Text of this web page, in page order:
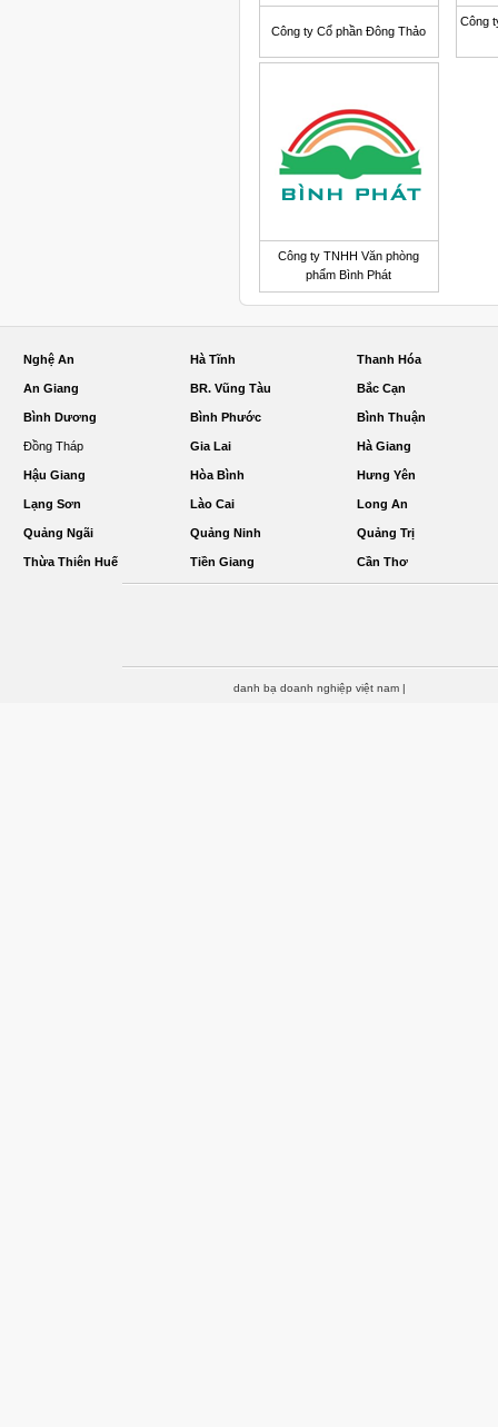
Công ty Cổ phần Đông Thảo
Công
Công ty TNHH Văn phòng
phẩm Bình Phát
Nghệ An Hà Tĩnh Thanh Hóa
An Giang BR. Vũng Tàu Bắc Cạn
Bình Dương Bình Phước Bình Thuận
Đồng Tháp Gia Lai Hà Giang
Hậu Giang Hòa Bình Hưng Yên
Lạng Sơn Lào Cai Long An
Quảng Ngãi Quảng Ninh Quảng Trị
Thừa Thiên Huế Tiền Giang Cần Thơ
danh bạ doanh nghiệp việt nam |